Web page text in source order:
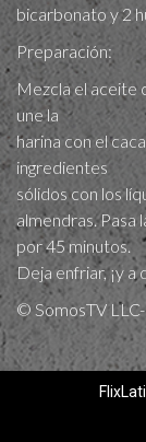
bicarbonato y 2
Preparación:
Mezcla el aceite
une la
harina con el
ingredientes
sólidos con los
almendras. Pasa
por 45 minutos.
Deja enfriar, ¡y a
© SomosTV